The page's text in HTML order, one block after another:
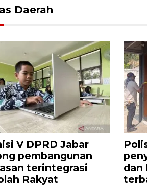
Daerah
tuntaskan
ribuan RTLH
2026